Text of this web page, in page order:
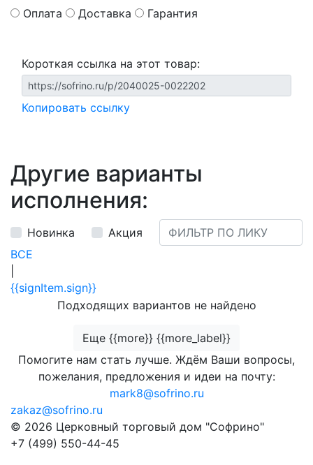
Оплата Доставка Гарантия
Короткая ссылка на этот товар:
Копировать ссылку
Другие варианты
исполнения:
Новинка
Акция
ВСЕ
{{signItem.sign}}
Подходящих вариантов не найдено
Еще {{more}} {{more_label}}
Помогите нам стать лучше. Ждём Ваши вопросы,
пожелания, предложения и идеи на почту:
mark8@sofrino.ru
zakaz@sofrino.ru
© 2026 Церковный торговый дом "Софрино"
+7 (499) 550-44-45